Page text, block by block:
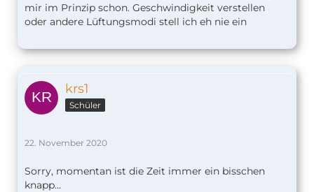
mir im Prinzip schon. Geschwindigkeit verstellen
oder andere Lüftungsmodi stell ich eh nie ein
krs1
Schüler
22. November 2020
Sorry, momentan ist die Zeit immer ein bisschen
knapp...